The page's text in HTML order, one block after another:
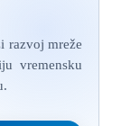
razvoj mreže
vremensku